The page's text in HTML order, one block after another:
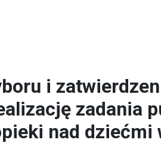
i
zadania
nad dziećmi